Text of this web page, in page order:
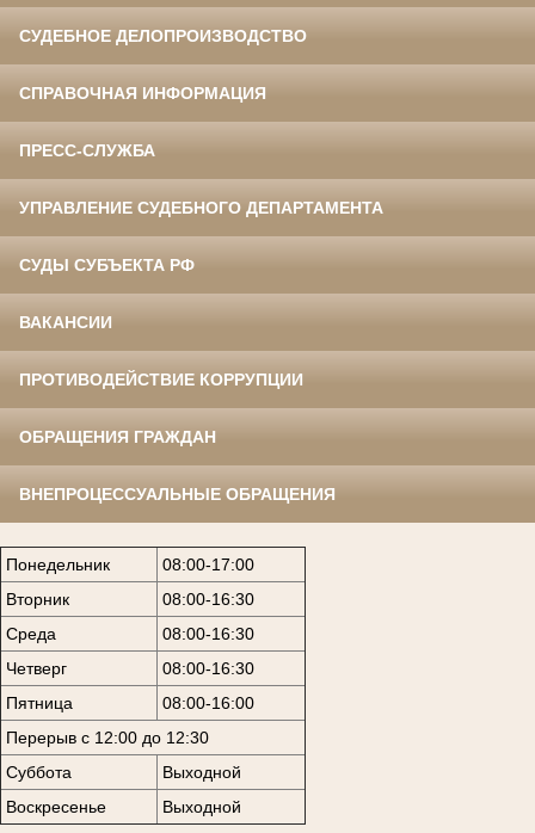
СУДЕБНОЕ ДЕЛОПРОИЗВОДСТВО
СПРАВОЧНАЯ ИНФОРМАЦИЯ
ПРЕСС-СЛУЖБА
УПРАВЛЕНИЕ СУДЕБНОГО ДЕПАРТАМЕНТА
СУДЫ СУБЪЕКТА РФ
ВАКАНСИИ
ПРОТИВОДЕЙСТВИЕ КОРРУПЦИИ
ОБРАЩЕНИЯ ГРАЖДАН
ВНЕПРОЦЕССУАЛЬНЫЕ ОБРАЩЕНИЯ
Понедельник
08:00-17:00
Вторник
08:00-16:30
Среда
08:00-16:30
Четверг
08:00-16:30
Пятница
08:00-16:00
Перерыв с 12:00 до 12:30
Суббота
Выходной
Воскресенье
Выходной